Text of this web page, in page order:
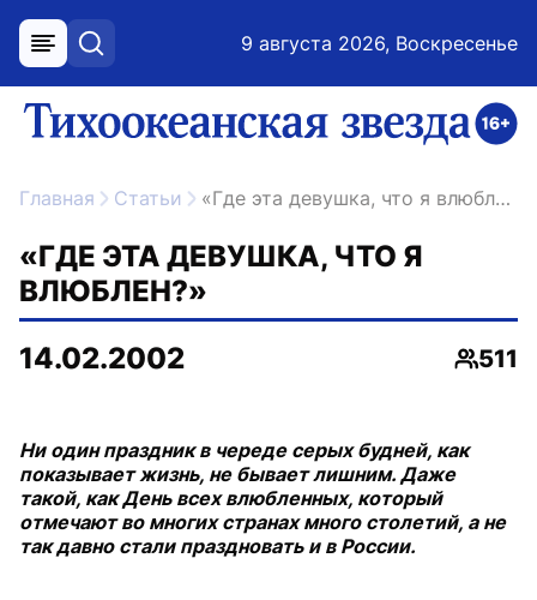
меню поиск 9 августа 2026, Воскресенье
ссылка на главную
Главная Статьи «Где эта девушка, что я влюблен?»
«ГДЕ ЭТА ДЕВУШКА, ЧТО Я
ВЛЮБЛЕН?»
14.02.2002
511
Ни один праздник в череде серых будней, как
показывает жизнь, не бывает лишним. Даже
такой, как День всех влюбленных, который
отмечают во многих странах много столетий, а не
так давно стали праздновать и в России.